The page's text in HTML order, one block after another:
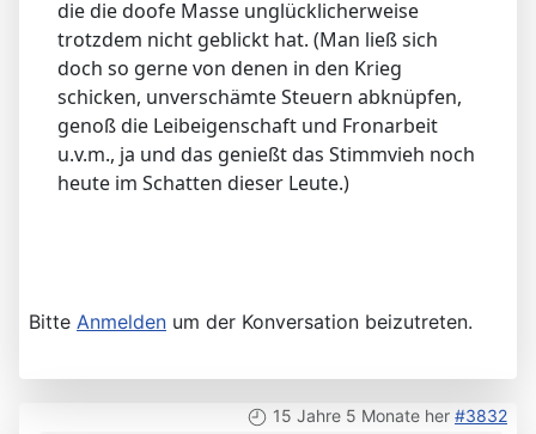
die die doofe Masse unglücklicherweise
trotzdem nicht geblickt hat. (Man ließ sich
doch so gerne von denen in den Krieg
schicken, unverschämte Steuern abknüpfen,
genoß die Leibeigenschaft und Fronarbeit
u.v.m., ja und das genießt das Stimmvieh noch
heute im Schatten dieser Leute.)
Bitte Anmelden um der Konversation beizutreten.
15 Jahre 5 Monate her #3832